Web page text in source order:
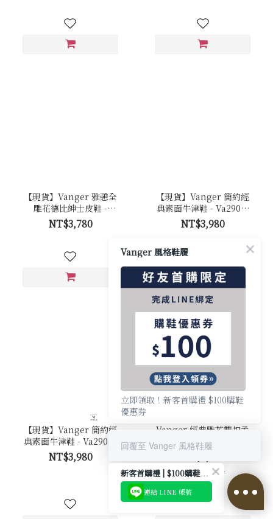
【現貨】Vanger 雅憩全
雕花德比紳士皮鞋 -
Va256棕
NT$3,780
【現貨】Vanger 簡約經
典素面牛津鞋 - Va290棗
紅
NT$3,980
【現貨】Vanger 簡約經
典素面牛津鞋 - Va290黑
NT$3,980
30%off
Vanger 經典雕花雙扣孟
克鞋 - Va284棗紅
NT$3,880
Vanger 風格鞋履
立即領取！新客首購禮 $100購鞋
優惠券
回覆至 Vanger 風格鞋履
新客首購禮 | $100購鞋優惠券
連結 LINE 帳號